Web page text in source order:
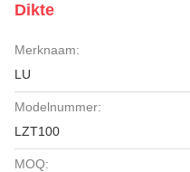
Dikte
Merknaam:
LU
Modelnummer:
LZT100
MOQ: